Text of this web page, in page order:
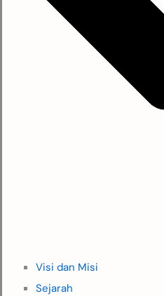
Visi dan Misi
Sejarah